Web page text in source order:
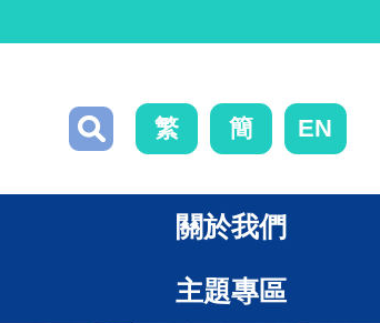
繁 簡 EN
關於我們
主題專區